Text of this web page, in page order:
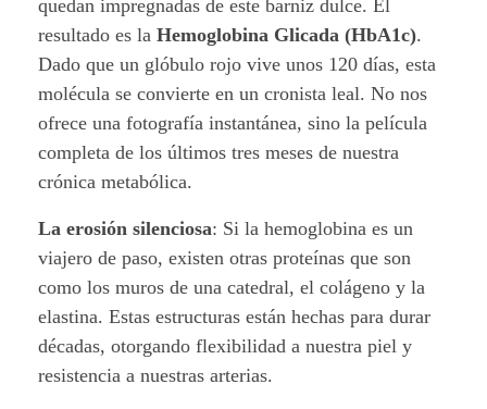
a
n
g
r
quedan impregnadas de este barniz dulce. El
resultado es la Hemoglobina Glicada (HbA1c).
Dado que un glóbulo rojo vive unos 120 días, esta
molécula se convierte en un cronista leal. No nos
ofrece una fotografía instantánea, sino la película
completa de los últimos tres meses de nuestra
crónica metabólica.
La erosión silenciosa: Si la hemoglobina es un
viajero de paso, existen otras proteínas que son
como los muros de una catedral, el colágeno y la
elastina. Estas estructuras están hechas para durar
décadas, otorgando flexibilidad a nuestra piel y
resistencia a nuestras arterias.